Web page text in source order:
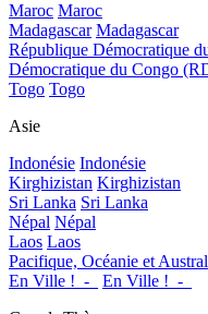
Maroc Maroc
Madagascar Madagascar
République Démocratique
Démocratique du Congo
Togo Togo
Asie
Indonésie Indonésie
Kirghizistan Kirghizistan
Sri Lanka Sri Lanka
Népal Népal
Laos Laos
Pacifique, Océanie et
En Ville !_-_
En Ville !_-_